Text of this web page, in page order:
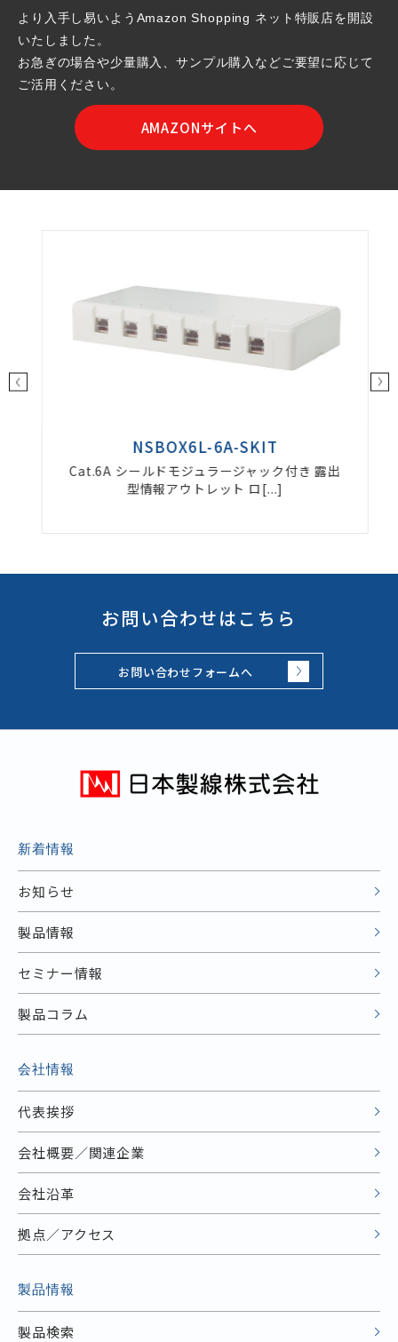
より入手し易いようAmazon Shopping ネット特販店を開設
いたしました。
お急ぎの場合や少量購入、サンプル購入などご要望に応じて
ご活用ください。
AMAZONサイトへ
NSBOX6L-6A-SKIT
Cat.6A シールドモジュラージャック付き 露出
型情報アウトレット ロ[...]
お問い合わせはこちら
お問い合わせフォームへ
新着情報
お知らせ
製品情報
セミナー情報
製品コラム
会社情報
代表挨拶
会社概要／関連企業
会社沿革
拠点／アクセス
製品情報
製品検索